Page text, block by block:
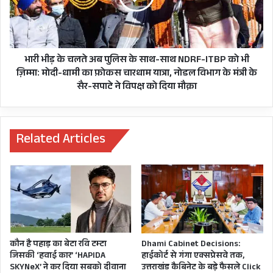
निशंक अर्थ से फ़र्श और फिर मोदी सरकार में मंत्री पाने
और गँवाने के दौर अर्श से फ़र्श पर आ चुके हैं।
अब न खंडूरी का धड़ा रहा न निशंक ही ध्रुव रह पाए हैं
लेकिन भगतदा आज भी महाराष्ट्र में होकर भी उत्तराखंड की
सत्ता और राजनीति का रिमोट बखूबी थामे नजर आ रहे हैं।
सिलेंडर
बांटने
का
फैसला
राजनीतिक,
कांग्रेस
आयोग
का
दरवाजा
खटखटा
ये
गंभीर
सवाल
पुलिस
के
साथ-
साथ
NDRF-
ITBP
ज़िम्मा:
धामी
का
फ़ोकस
चारधाम
यात्रा,
नोडल
विभाग
के
मंत्री
के
सैर-
भारी भीड़ के चलते अब पुलिस के साथ-साथ NDRF-ITBP को भी
ज़िम्मा: मोदी-धामी का फ़ोकस चारधाम यात्रा, नोडल विभाग के मंत्री के
सैर-सपाटे ने विपक्ष को दिया मौक़ा
Related Articles
कौन है पहाड़ का बेटा रवि टम्टा
जिसकी ‘हवाई कार’ ‘HAPIDA
SKYNeX’ ने कर दिया सबको दीवाना
Dhami Cabinet Decisions:
हाईकोर्ट से गंगा एक्सप्रेसवे तक,
उत्तराखंड कैबिनेट के बड़े फैसले Click